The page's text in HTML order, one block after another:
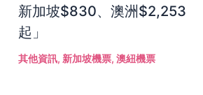
新加坡$830、澳洲$2,253
起」
其他資訊, 新加坡機票, 澳紐機票